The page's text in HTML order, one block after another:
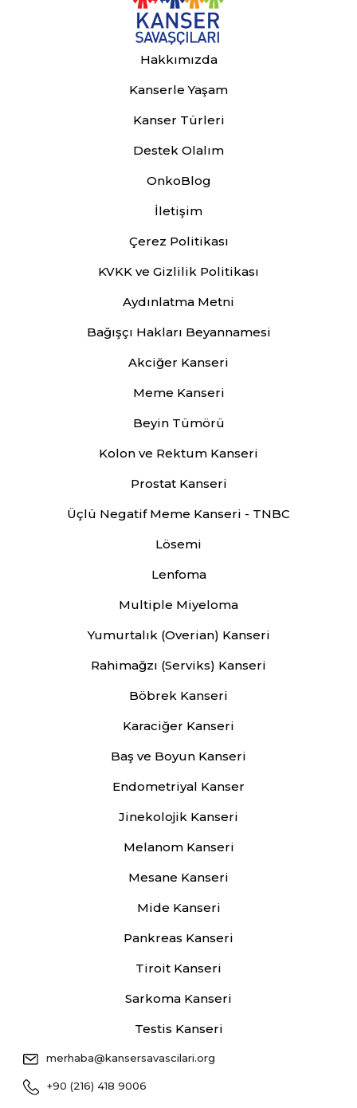
Hakkımızda
Kanserle Yaşam
Kanser Türleri
Destek Olalım
OnkoBlog
İletişim
Çerez Politikası
KVKK ve Gizlilik Politikası
Aydınlatma Metni
Bağışçı Hakları Beyannamesi
Akciğer Kanseri
Meme Kanseri
Beyin Tümörü
Kolon ve Rektum Kanseri
Prostat Kanseri
Üçlü Negatif Meme Kanseri - TNBC
Lösemi
Lenfoma
Multiple Miyeloma
Yumurtalık (Overian) Kanseri
Rahimağzı (Serviks) Kanseri
Böbrek Kanseri
Karaciğer Kanseri
Baş ve Boyun Kanseri
Endometriyal Kanser
Jinekolojik Kanseri
Melanom Kanseri
Mesane Kanseri
Mide Kanseri
Pankreas Kanseri
Tiroit Kanseri
Sarkoma Kanseri
Testis Kanseri
merhaba@kansersavascilari.org
+90 (216) 418 9006